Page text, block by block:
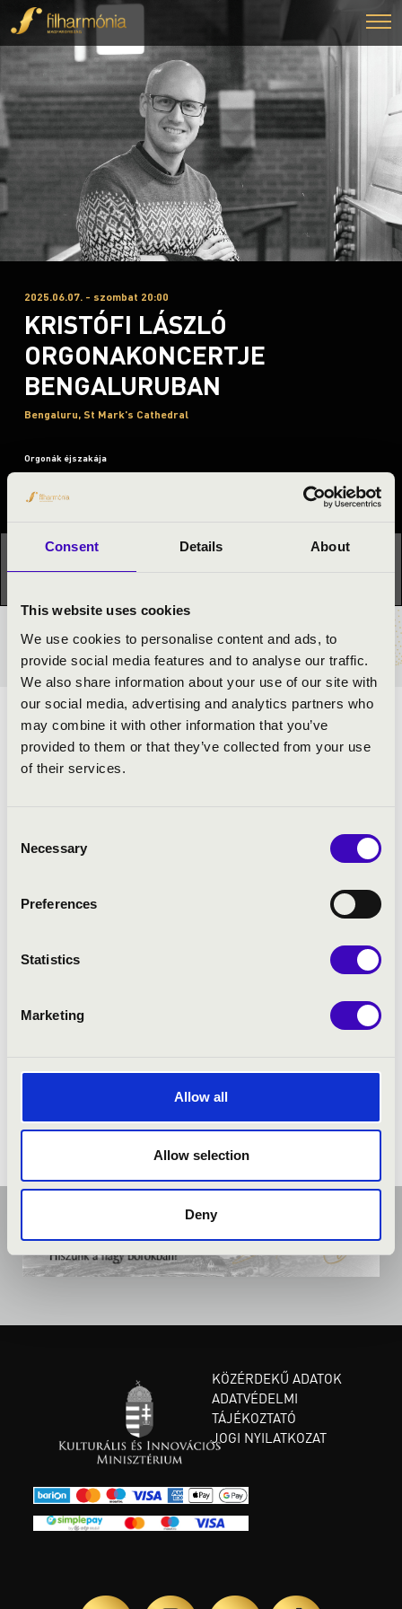
Consent Details About
This website uses cookies
We use cookies to personalise content and ads, to
provide social media features and to analyse our traffic.
We also share information about your use of our site with
our social media, advertising and analytics partners who
may combine it with other information that you’ve
provided to them or that they’ve collected from your use
of their services.
Selection
Necessary
Preferences
Statistics
Marketing
Allow all
Allow selection
Deny
2025.06.07. - szombat 20:00
KRISTÓFI LÁSZLÓ
ORGONAKONCERTJE
BENGALURUBAN
Bengaluru, St Mark's Cathedral
Orgonák éjszakája
BÉRLET- ÉS JEGYÁRAK
ELŐADÓK:
Kristófi László- orgona
KÖZÉRDEKŰ ADATOK
ADATVÉDELMI
TÁJÉKOZTATÓ
JOGI NYILATKOZAT